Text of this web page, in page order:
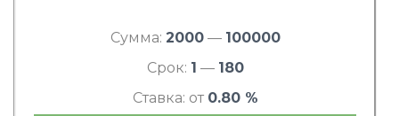
Сумма: 2000— 100000
Срок: 1 — 180
Ставка: от 0.80 %